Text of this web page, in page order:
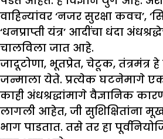
वाहिन्यांवर ‘नजर सुरक्षा कवच’,
‘धनप्राप्ती यंत्र’ आदींचा धंदा
चालविला जात आहे.
जादूटोणा, भूतप्रेत, चेटूक,
जन्माला येते. प्रत्येक घटनेमागे
काही अंधश्रद्धांमागे वैज्ञानिक
लागली आहेत, जी सुशिक्षितांना
भाग पाडतात. तसे तर हा